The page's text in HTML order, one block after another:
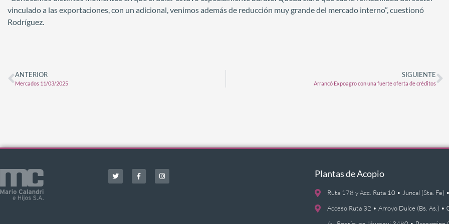
vinculado a las exportaciones, con un adicional, venimos además de reducción muy grande del mercado interno”, cuestionó
Rodríguez.
ANTERIOR
Mercados 11/03/2025
SIGUIENTE
Arrancó Expoagro con una fuerte oferta de créditos
Plantas de Acopio
Ruta 178 y Acc. Ruta 10 • Juncal (Sta.
Acceso Ruta 32 • Arroyo Dulce (Bs. As.)